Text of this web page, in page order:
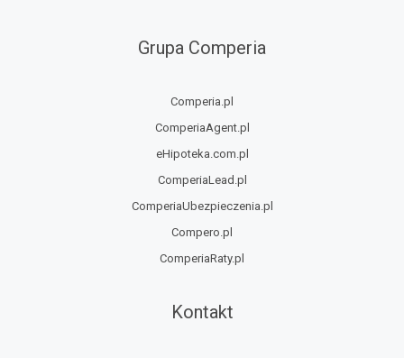
Grupa Comperia
Comperia.pl
ComperiaAgent.pl
eHipoteka.com.pl
ComperiaLead.pl
ComperiaUbezpieczenia.pl
Compero.pl
ComperiaRaty.pl
Kontakt